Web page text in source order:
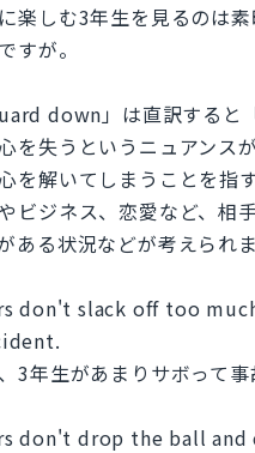
楽しむ3年生を見るのは
すが。
down」は直訳すると
を失うというニュアンス
を解いてしまうことを指
ビジネス、恋愛など、相
ある状況などが考えられま
don't slack off too
3年生があまりサボって事
don't drop the ball and